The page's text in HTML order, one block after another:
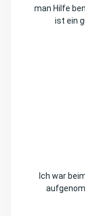
man Hilfe
ist ein
Ich war